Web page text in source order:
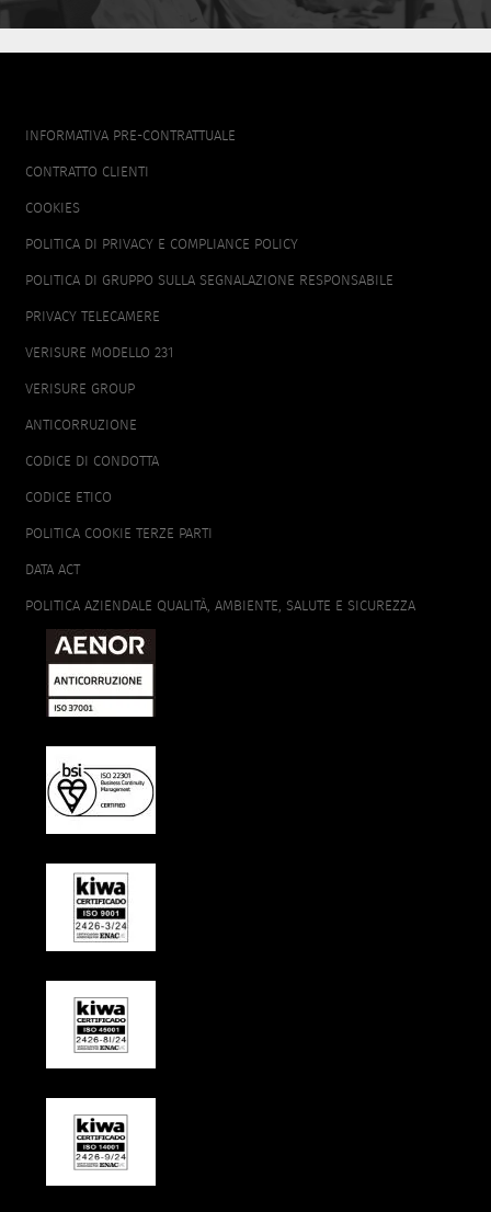
FOOTER
INFORMATIVA PRE-CONTRATTUALE
CONTRATTO CLIENTI
COOKIES
POLITICA DI PRIVACY E COMPLIANCE POLICY
POLITICA DI GRUPPO SULLA SEGNALAZIONE RESPONSABILE
PRIVACY TELECAMERE
VERISURE MODELLO 231
VERISURE GROUP
ANTICORRUZIONE
CODICE DI CONDOTTA
CODICE ETICO
POLITICA COOKIE TERZE PARTI
DATA ACT
POLITICA AZIENDALE QUALITÀ, AMBIENTE, SALUTE E SICUREZZA